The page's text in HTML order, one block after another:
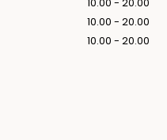
10.00 - 20.00
10.00 - 20.00
10.00 - 20.00